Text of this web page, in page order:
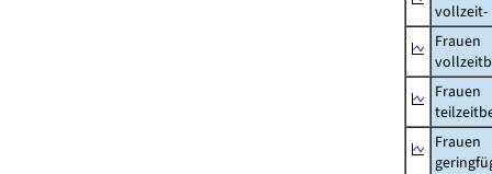
vollzeit-
Frauen
Frauen
Frauen